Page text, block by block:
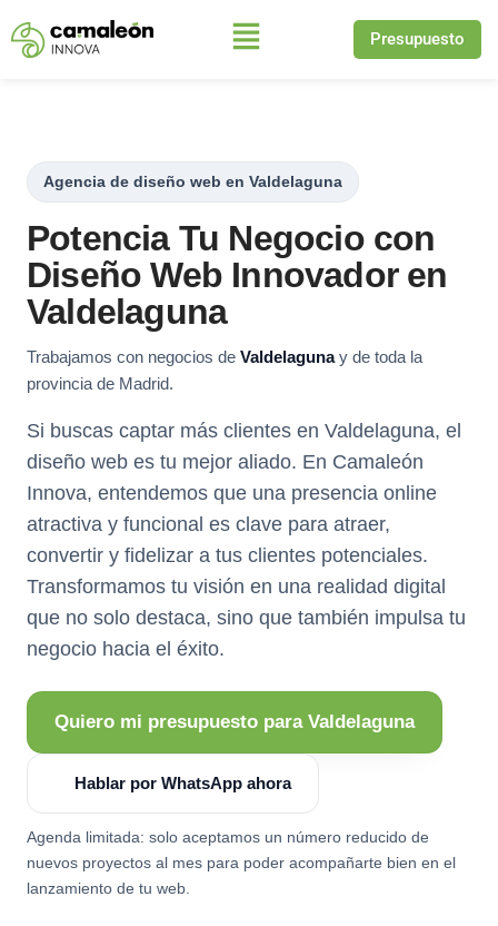
Saltar
Presupuesto
Agencia de diseño web en Valdelaguna
Potencia Tu Negocio con
Diseño Web Innovador en
Valdelaguna
Trabajamos con negocios de Valdelagunay de toda la
provincia de Madrid.
Si buscas captar más clientes en Valdelaguna, el
diseño web es tu mejor aliado. En Camaleón
Innova, entendemos que una presencia online
atractiva y funcional es clave para atraer,
convertir y fidelizar a tus clientes potenciales.
Transformamos tu visión en una realidad digital
que no solo destaca, sino que también impulsa tu
negocio hacia el éxito.
Quiero mi presupuesto para Valdelaguna
Hablar por WhatsApp ahora
Agenda limitada: solo aceptamos un número reducido de
nuevos proyectos al mes para poder acompañarte bien en el
lanzamiento de tu web.